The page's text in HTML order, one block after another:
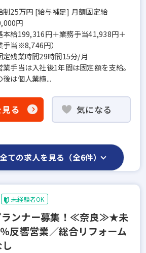
制25万円 [給与補足] 月額固定給
円
本給199,316円＋業務手当41,938円＋
手当※8,746円）
残業時間29時間15分/月
手当は入社後1年間は固定額を支給。
後は個人業績...
る 気になる
ての求人を見る（全6件）
未経験者OK
ランナー募集！≪奈良≫★未
反響営業／総合リフォーム